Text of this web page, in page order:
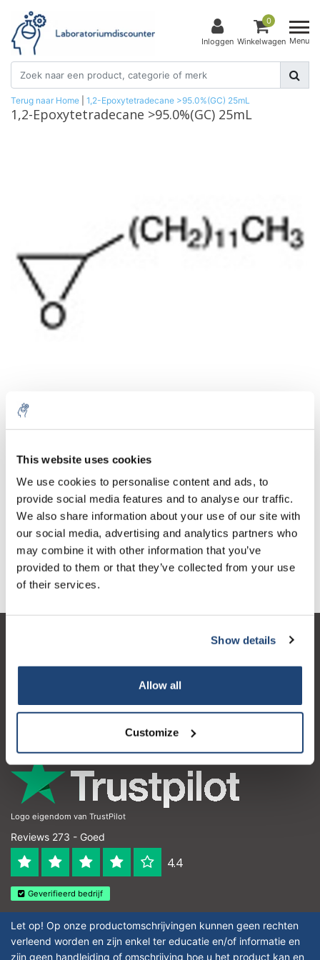
This website uses cookies
We use cookies to personalise content and ads, to
provide social media features and to analyse our traffic.
We also share information about your use of our site with
our social media, advertising and analytics partners who
may combine it with other information that you’ve
provided to them or that they’ve collected from your use
of their services.
Show details
Allow all
Customize
Inloggen
0
Winkelwagen Menu
Terug naar Home 1,2-Epoxytetradecane >95.0%(GC) 25mL
1,2-Epoxytetradecane >95.0%(GC) 25mL
1 Stuk Excl. btw
€30,05
Incl. btw
Toevoegen aan winkelwagen
Informatie
Contactgegevens
Logo eigendom van TrustPilot
Reviews 273 - Goed
4.4
Geverifieerd bedrijf
Let op! Op onze productomschrijvingen kunnen geen rechten
verleend worden en zijn enkel ter educatie en/of informatie en
zijn geen handleiding of omschrijving hoe u het product kan en